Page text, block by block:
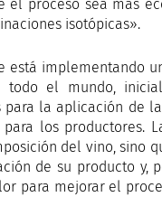
el proceso sea más
isotópicas».
está implementando
el mundo,
para la aplicación de
los productores.
del vino, sino
de su producto y,
para mejorar el